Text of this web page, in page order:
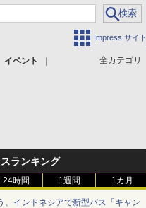
Impress サイト
全カテゴリ
イベント
ランキング
24時間 1週間 1カ月
、インドネシアで新型バス「キャン